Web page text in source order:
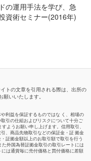
運用手法を学び、急
資術セミナー(2016年)
トの文章を引用される際は、出所の
いいたします。
利益を保証するものではな く、相場の
引の仕組およびリスクについて十分ご
ようお願い申し上げます。信用取引、
、商品先物取引などの保証金・証 拠金
証拠金額以上のお取引額で取引を行う
外国為替証拠金取引の取引レートには
は通貨毎に売付価格と買付価格に差額